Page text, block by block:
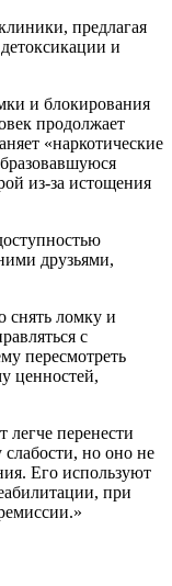
предлагая
и
и блокирования
продолжает
«наркотические
из-за истощения
друзьями,
снять ломку и
с
пересмотреть
ценностей,
легче перенести
слабости, но оно не
Его используют
при